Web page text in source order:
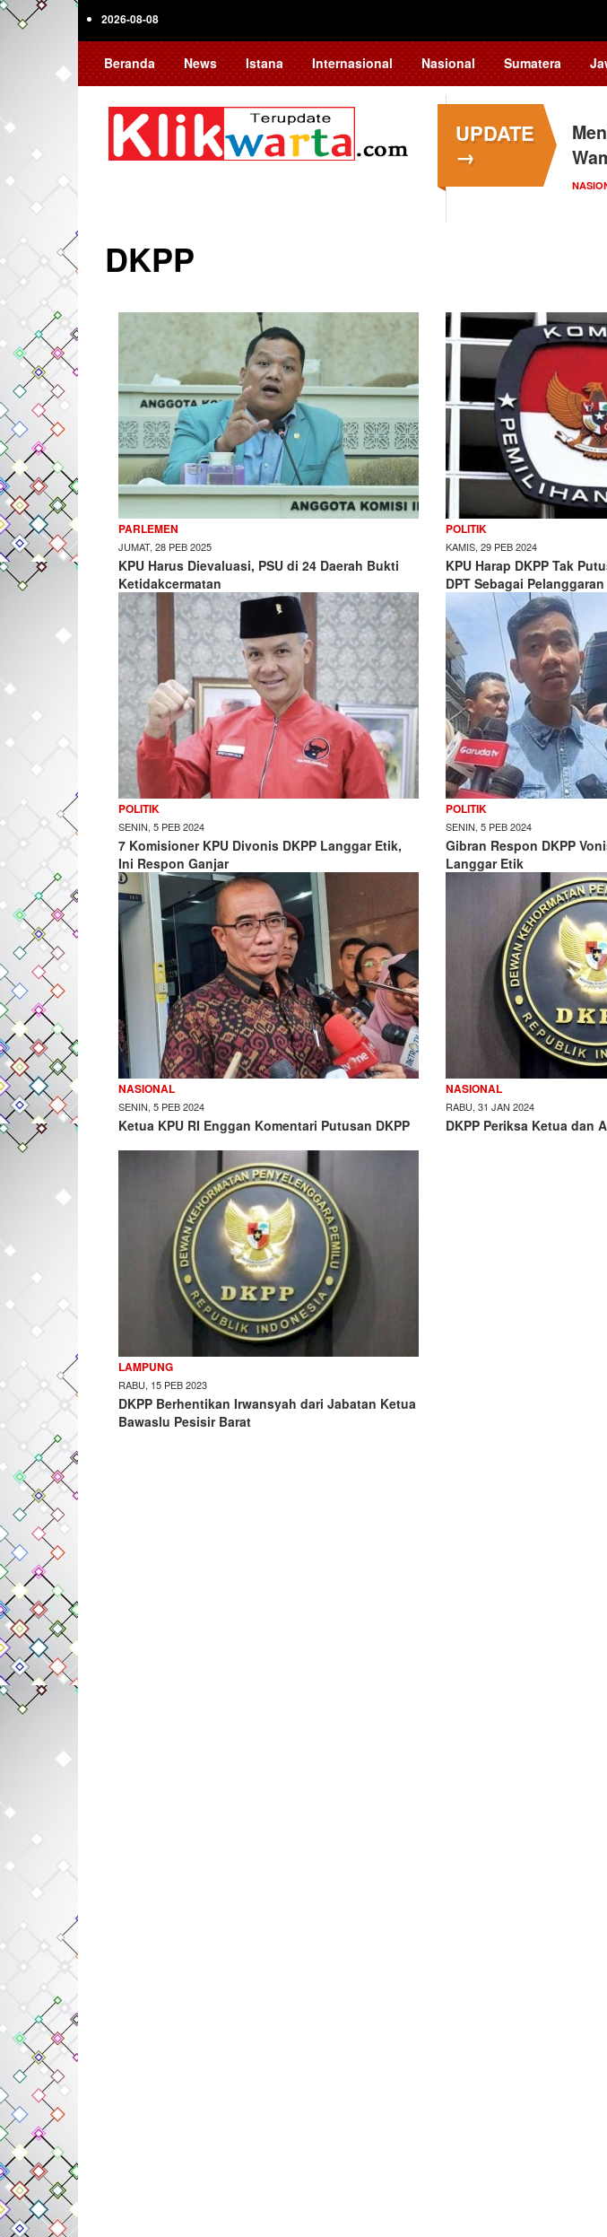
Skip
2026-08-08
Beranda News Istana Internasional Nasional Sumatera
UPDATE
→
DKPP
PARLEMEN
JUMAT, 28 PEB 2025
KPU Harus Dievaluasi, PSU di 24 Daerah Bukti
Ketidakcermatan
POLITIK
KAMIS, 29 PEB 2024
KPU Harap DKPP Tak
DPT Sebagai Pelanggaran
POLITIK
SENIN, 5 PEB 2024
7 Komisioner KPU Divonis DKPP Langgar Etik,
Ini Respon Ganjar
POLITIK
SENIN, 5 PEB 2024
Gibran Respon DKPP
Langgar Etik
NASIONAL
SENIN, 5 PEB 2024
Ketua KPU RI Enggan Komentari Putusan DKPP
NASIONAL
RABU, 31 JAN 2024
DKPP Periksa Ketua dan
LAMPUNG
RABU, 15 PEB 2023
DKPP Berhentikan Irwansyah dari Jabatan Ketua
Bawaslu Pesisir Barat